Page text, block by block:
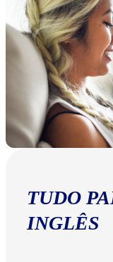
TUDO
INGLÊS